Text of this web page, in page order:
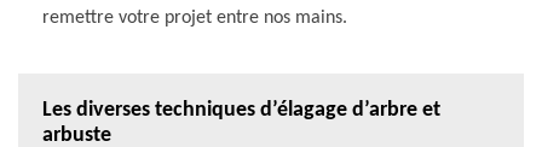
remettre votre projet entre nos mains.
Les diverses techniques d’élagage d’arbre et
arbuste